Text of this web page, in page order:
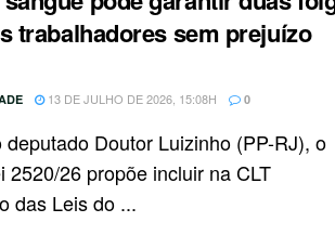
trabalhadores sem prejuízo
13 DE JULHO DE 2026, 15:08H 0
deputado Doutor Luizinho (PP-RJ), o
2520/26 propõe incluir na CLT
das Leis do ...